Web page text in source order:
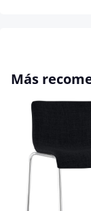
Omitir la galería
Más